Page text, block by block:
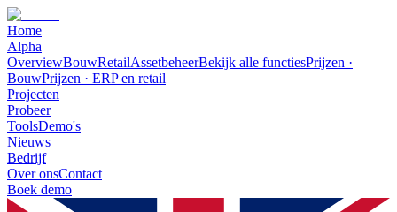
Home
Alpha
OverviewBouwRetailAssetbeheerBekijk alle functiesPrijzen ·
BouwPrijzen · ERP en retail
Projecten
Probeer
ToolsDemo's
Nieuws
Bedrijf
Over onsContact
Boek demo